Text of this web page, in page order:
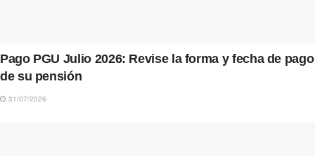
Pago PGU Julio 2026: Revise la forma y fecha de pago
de su pensión
31/07/2026